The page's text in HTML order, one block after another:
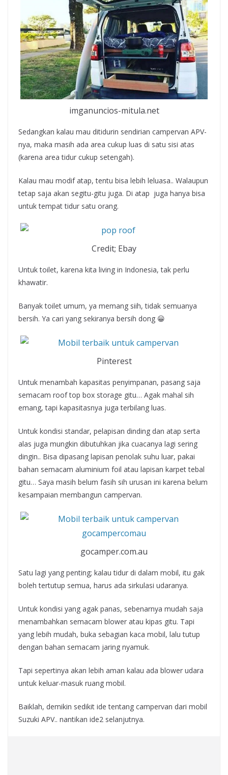
imganuncios-mitula.net
Sedangkan kalau mau ditidurin sendirian campervan APV-
nya, maka masih ada area cukup luas di satu sisi atas
(karena area tidur cukup setengah).
Kalau mau modif atap, tentu bisa lebih leluasa.. Walaupun
tetap saja akan segitu-gitu juga. Di atap juga hanya bisa
untuk tempat tidur satu orang.
Credit; Ebay
Untuk toilet, karena kita living in Indonesia, tak perlu
khawatir.
Banyak toilet umum, ya memang siih, tidak semuanya
bersih. Ya cari yang sekiranya bersih dong 😀
Pinterest
Untuk menambah kapasitas penyimpanan, pasang saja
semacam roof top box storage gitu… Agak mahal sih
emang, tapi kapasitasnya juga terbilang luas.
Untuk kondisi standar, pelapisan dinding dan atap serta
alas juga mungkin dibutuhkan jika cuacanya lagi sering
dingin.. Bisa dipasang lapisan penolak suhu luar, pakai
bahan semacam aluminium foil atau lapisan karpet tebal
gitu… Saya masih belum fasih sih urusan ini karena belum
kesampaian membangun campervan.
gocamper.com.au
Satu lagi yang penting; kalau tidur di dalam mobil, itu gak
boleh tertutup semua, harus ada sirkulasi udaranya.
Untuk kondisi yang agak panas, sebenarnya mudah saja
menambahkan semacam blower atau kipas gitu. Tapi
yang lebih mudah, buka sebagian kaca mobil, lalu tutup
dengan bahan semacam jaring nyamuk.
Tapi sepertinya akan lebih aman kalau ada blower udara
untuk keluar-masuk ruang mobil.
Baiklah, demikin sedikit ide tentang campervan dari mobil
Suzuki APV.. nantikan ide2 selanjutnya.